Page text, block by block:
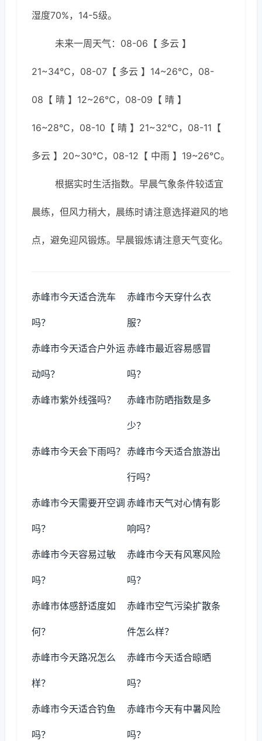
湿度70%，14-5级。
未来一周天气：08-06【 多云 】
21~34℃，08-07【 多云 】14~26℃，08-
08【 晴 】12~26℃，08-09【 晴 】
16~28℃，08-10【 晴 】21~32℃，08-11【
多云 】20~30℃，08-12【 中雨 】19~26℃。
根据实时生活指数。早晨气象条件较适宜
晨练，但风力稍大，晨练时请注意选择避风的地
点，避免迎风锻炼。早晨锻炼请注意天气变化。
赤峰市今天适合洗车
吗？
赤峰市今天穿什么衣
服？
赤峰市今天适合户外运
动吗？
赤峰市最近容易感冒
吗？
赤峰市紫外线强吗？ 赤峰市防晒指数是多
少？
赤峰市今天会下雨吗？ 赤峰市今天适合旅游出
行吗？
赤峰市今天需要开空调
吗？
赤峰市天气对心情有影
响吗？
赤峰市今天容易过敏
吗？
赤峰市今天有风寒风险
吗？
赤峰市体感舒适度如
何？
赤峰市空气污染扩散条
件怎么样？
赤峰市今天路况怎么
样？
赤峰市今天适合晾晒
吗？
赤峰市今天适合钓鱼
吗？
赤峰市今天有中暑风险
吗？